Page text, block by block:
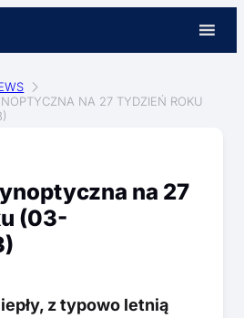
NA 27 TYDZIEŃ ROKU
na 27
(03-
z typowo letnią